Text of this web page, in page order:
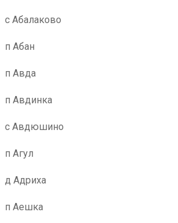
с Абалаково
п Абан
п Авда
п Авдинка
с Авдюшино
п Агул
д Адриха
п Аешка